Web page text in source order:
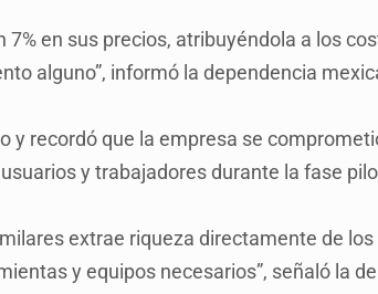
en sus precios, atribuyéndola a los
alguno”, informó la dependencia
y recordó que la empresa se
y trabajadores durante la fase
extrae riqueza directamente de
y equipos necesarios”, señaló la